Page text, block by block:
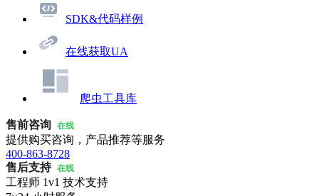
SDK&代码样例
在线获取UA
爬虫工具库
售前咨询 在线
提供购买咨询，产品推荐等服务
400-863-8728
售后支持 在线
工程师 1v1 技术支持